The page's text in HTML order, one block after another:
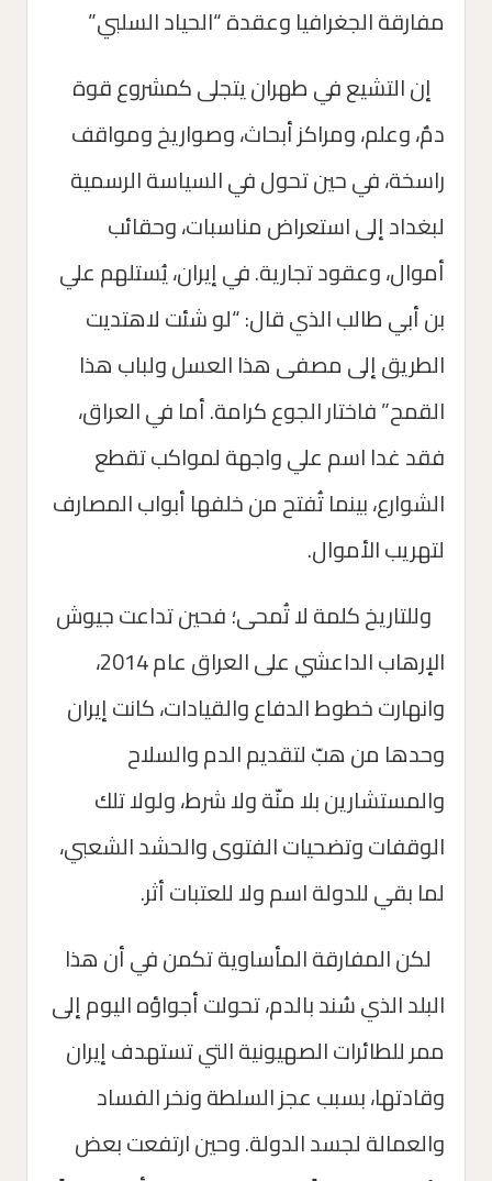
مفارقة الجغرافيا وعقدة “الحياد السلبي”
إن التشيع في طهران يتجلى كمشروع قوة
دمٌ، وعلم، ومراكز أبحاث، وصواريخ ومواقف
راسخة، في حين تحول في السياسة الرسمية
لبغداد إلى استعراض مناسبات، وحقائب
أموال، وعقود تجارية. في إيران، يُستلهم علي
بن أبي طالب الذي قال: “لو شئت لاهتديت
الطريق إلى مصفى هذا العسل ولباب هذا
القمح” فاختار الجوع كرامة. أما في العراق،
فقد غدا اسم علي واجهة لمواكب تقطع
الشوارع، بينما تُفتح من خلفها أبواب المصارف
لتهريب الأموال.
وللتاريخ كلمة لا تُمحى؛ فحين تداعت جيوش
الإرهاب الداعشي على العراق عام 2014،
وانهارت خطوط الدفاع والقيادات، كانت إيران
وحدها من هبّ لتقديم الدم والسلاح
والمستشارين بلا منّة ولا شرط، ولولا تلك
الوقفات وتضحيات الفتوى والحشد الشعبي،
لما بقي للدولة اسم ولا للعتبات أثر.
لكن المفارقة المأساوية تكمن في أن هذا
البلد الذي سُند بالدم، تحولت أجواؤه اليوم إلى
ممر للطائرات الصهيونية التي تستهدف إيران
وقادتها، بسبب عجز السلطة ونخر الفساد
والعمالة لجسد الدولة. وحين ارتفعت بعض